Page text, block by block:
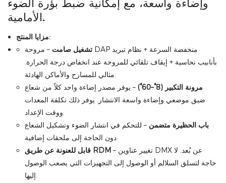
وإضاءة واسعة، مع إمكانية ضبط بؤرة الضوء
الأمامية.
مزايا المنتج:
تشغيل صامت – مروحة DAP منخفضة السرعة + نظام تبريد
بأنابيب نحاسية + إيقاف تلقائي للمروحة عند انخفاض درجة الحرارة.
مثالي للمسارح والأماكن الهادئة.
مرونة التكبير (8°–60°)
– يوفر مصدر إضاءة واحد كلاً من شعاع
ضيق موضعي وإضاءة واسعة الانتشار. يوفر ذلك تكلفة المعدات
ووقت الإعداد.
باب الحظيرة متضمن – للتحكم في انتشار الضوء وتشكيل الشعاع
دون الحاجة إلى ملحقات إضافية.
قابل للعنونة عن طريق RDM– تغيير عناوين DMX عن بُعد. لا
حاجة لتسلق السلالم أو الوصول إلى التجهيزات التي يصعب الوصول
إليها.